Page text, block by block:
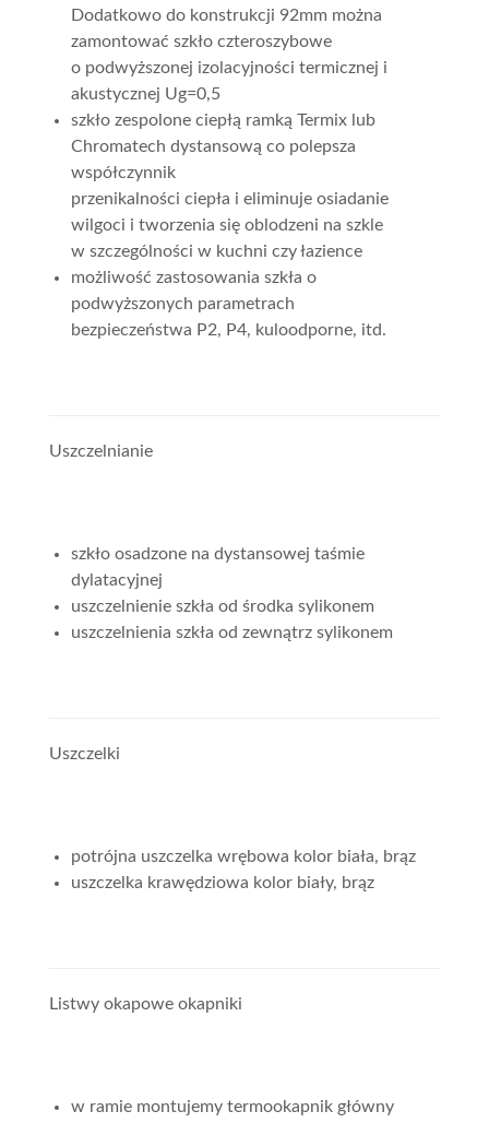
Dodatkowo do konstrukcji 92mm można
zamontować szkło czteroszybowe
o podwyższonej izolacyjności termicznej i
akustycznej Ug=0,5
szkło zespolone ciepłą ramką Termix lub
Chromatech dystansową co polepsza
współczynnik
przenikalności ciepła i eliminuje osiadanie
wilgoci i tworzenia się oblodzeni na szkle
w szczególności w kuchni czy łazience
możliwość zastosowania szkła o
podwyższonych parametrach
bezpieczeństwa P2, P4, kuloodporne, itd.
Uszczelnianie
szkło osadzone na dystansowej taśmie
dylatacyjnej
uszczelnienie szkła od środka sylikonem
uszczelnienia szkła od zewnątrz sylikonem
Uszczelki
potrójna uszczelka wrębowa kolor biała, brąz
uszczelka krawędziowa kolor biały, brąz
Listwy okapowe okapniki
w ramie montujemy termookapnik główny